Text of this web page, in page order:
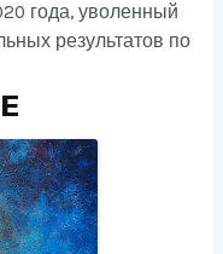
года, уволенный
результатов по